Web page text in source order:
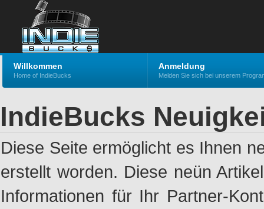
Willkommen
Home of IndieBucks
Anmeldung
Melden Sie sich bei unserem
IndieBucks
Diese Seite ermöglicht es Ihnen
erstellt worden. Diese neün
Informationen für Ihr Partner-